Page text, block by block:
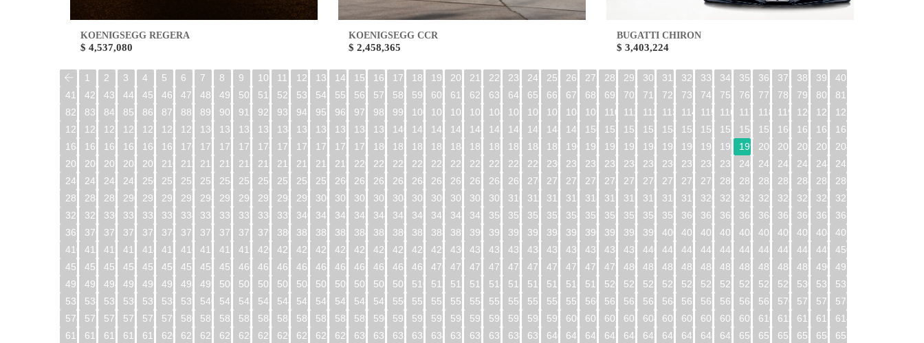
KOENIGSEGG REGERA
$ 4,537,080
KOENIGSEGG CCR
$ 2,458,365
BUGATTI CHIRON
$ 3,403,224
1 2 3 4 5 6 7 8 9 10 11 12 13 14 15 16 17 18 19 20 21 22 23 24 25 26 27 28 29 30 31 32 33 34 35 36 37 38 39
40
41
42 43 44 45 46 47 48 49 50 51 52 53 54 55 56 57 58 59 60 61 62 63 64 65 66 67 68 69 70 71 72 73 74 75 76 77 78 79 80
81
82
83 84 85 86 87 88 89 90 91 92 93 94 95 96 97 98 99 100 101 102 103 104 105 106 107 108 109 110 111 112 113 114 115 116 117 118 119 120 121
122
123
124 125 126 127 128 129 130 131 132 133 134 135 136 137 138 139 140 141 142 143 144 145 146 147 148 149 150 151 152 153 154 155 156 157 158 159 160 161 162
163
164
165 166 167 168 169 170 171 172 173 174 175 176 177 178 179 180 181 182 183 184 185 186 187 188 189 190 191 192 193 194 195 196 197 198 199 200 201 202 203
204
205
206 207 208 209 210 211 212 213 214 215 216 217 218 219 220 221 222 223 224 225 226 227 228 229 230 231 232 233 234 235 236 237 238 239 240 241 242 243 244
245
246
247 248 249 250 251 252 253 254 255 256 257 258 259 260 261 262 263 264 265 266 267 268 269 270 271 272 273 274 275 276 277 278 279 280 281 282 283 284 285
286
287
288 289 290 291 292 293 294 295 296 297 298 299 300 301 302 303 304 305 306 307 308 309 310 311 312 313 314 315 316 317 318 319 320 321 322 323 324 325 326
327
328
329 330 331 332 333 334 335 336 337 338 339 340 341 342 343 344 345 346 347 348 349 350 351 352 353 354 355 356 357 358 359 360 361 362 363 364 365 366 367
368
369
370 371 372 373 374 375 376 377 378 379 380 381 382 383 384 385 386 387 388 389 390 391 392 393 394 395 396 397 398 399 400 401 402 403 404 405 406 407 408
409
410
411 412 413 414 415 416 417 418 419 420 421 422 423 424 425 426 427 428 429 430 431 432 433 434 435 436 437 438 439 440 441 442 443 444 445 446 447 448 449
450
451
452 453 454 455 456 457 458 459 460 461 462 463 464 465 466 467 468 469 470 471 472 473 474 475 476 477 478 479 480 481 482 483 484 485 486 487 488 489 490
491
492
493 494 495 496 497 498 499 500 501 502 503 504 505 506 507 508 509 510 511 512 513 514 515 516 517 518 519 520 521 522 523 524 525 526 527 528 529 530 531
532
533
534 535 536 537 538 539 540 541 542 543 544 545 546 547 548 549 550 551 552 553 554 555 556 557 558 559 560 561 562 563 564 565 566 567 568 569 570 571 572
573
574
575 576 577 578 579 580 581 582 583 584 585 586 587 588 589 590 591 592 593 594 595 596 597 598 599 600 601 602 603 604 605 606 607 608 609 610 611 612 613
614
615
616 617 618 619 620 621 622 623 624 625 626 627 628 629 630 631 632 633 634 635 636 637 638 639 640 641 642 643 644 645 646 647 648 649 650 651 652 653 654
655